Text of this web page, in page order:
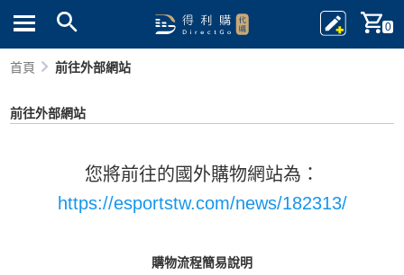
0
首頁 前往外部網站
前往外部網站
您將前往的國外購物網站為：
https://esportstw.com/news/182313/
購物流程簡易說明